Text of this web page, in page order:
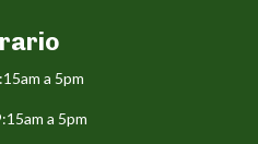
a 5pm
a 5pm